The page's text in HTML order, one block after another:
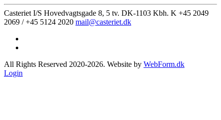
Casteriet I/S Hovedvagtsgade 8, 5 tv. DK-1103 Kbh. K +45 2049
2069 / +45 5124 2020 mail@casteriet.dk
All Rights Reserved 2020-2026. Website by WebForm.dk
Login